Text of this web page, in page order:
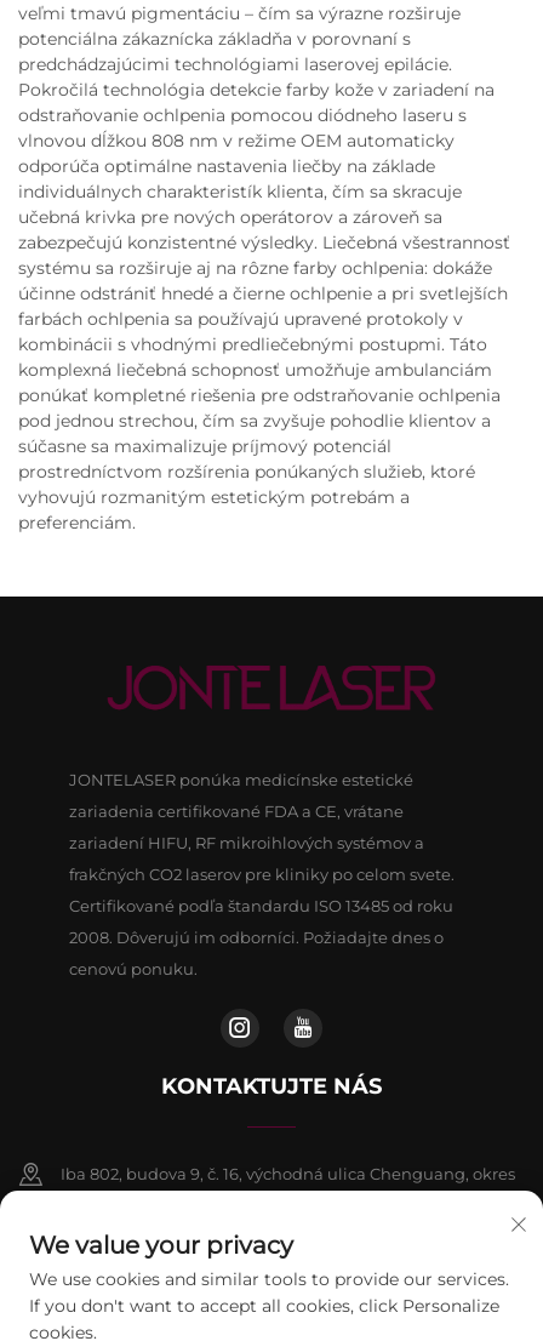
veľmi tmavú pigmentáciu – čím sa výrazne rozširuje
potenciálna zákaznícka základňa v porovnaní s
predchádzajúcimi technológiami laserovej epilácie.
Pokročilá technológia detekcie farby kože v zariadení na
odstraňovanie ochlpenia pomocou diódneho laseru s
vlnovou dĺžkou 808 nm v režime OEM automaticky
odporúča optimálne nastavenia liečby na základe
individuálnych charakteristík klienta, čím sa skracuje
učebná krivka pre nových operátorov a zároveň sa
zabezpečujú konzistentné výsledky. Liečebná všestrannosť
systému sa rozširuje aj na rôzne farby ochlpenia: dokáže
účinne odstrániť hnedé a čierne ochlpenie a pri svetlejších
farbách ochlpenia sa používajú upravené protokoly v
kombinácii s vhodnými predliečebnými postupmi. Táto
komplexná liečebná schopnosť umožňuje ambulanciám
ponúkať kompletné riešenia pre odstraňovanie ochlpenia
pod jednou strechou, čím sa zvyšuje pohodlie klientov a
súčasne sa maximalizuje príjmový potenciál
prostredníctvom rozšírenia ponúkaných služieb, ktoré
vyhovujú rozmanitým estetickým potrebám a
preferenciám.
JONTELASER ponúka medicínske estetické
zariadenia certifikované FDA a CE, vrátane
zariadení HIFU, RF mikroihlových systémov a
frakčných CO2 laserov pre kliniky po celom svete.
Certifikované podľa štandardu ISO 13485 od roku
2008. Dôverujú im odborníci. Požiadajte dnes o
cenovú ponuku.
KONTAKTUJTE NÁS
Iba 802, budova 9, č. 16, východná ulica Chenguang, okres
+86-13911459627
[email protected]
We value your privacy
We use cookies and similar tools to provide our services.
If you don't want to accept all cookies, click Personalize
cookies.